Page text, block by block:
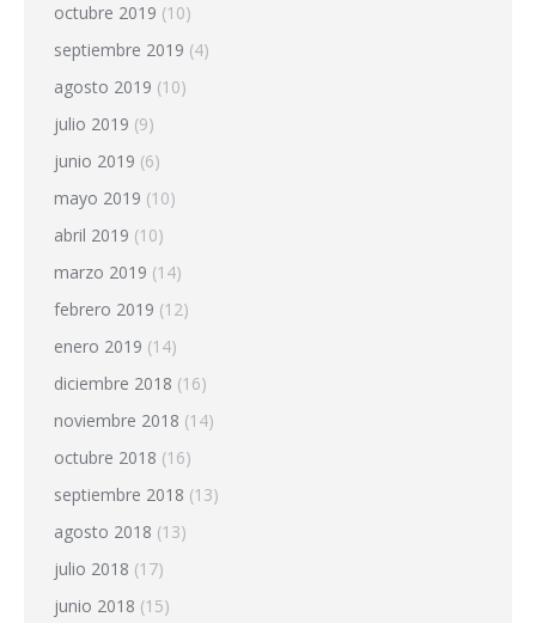
octubre 2019 (10)
septiembre 2019 (4)
agosto 2019 (10)
julio 2019 (9)
junio 2019 (6)
mayo 2019 (10)
abril 2019 (10)
marzo 2019 (14)
febrero 2019 (12)
enero 2019 (14)
diciembre 2018 (16)
noviembre 2018 (14)
octubre 2018 (16)
septiembre 2018 (13)
agosto 2018 (13)
julio 2018 (17)
junio 2018 (15)